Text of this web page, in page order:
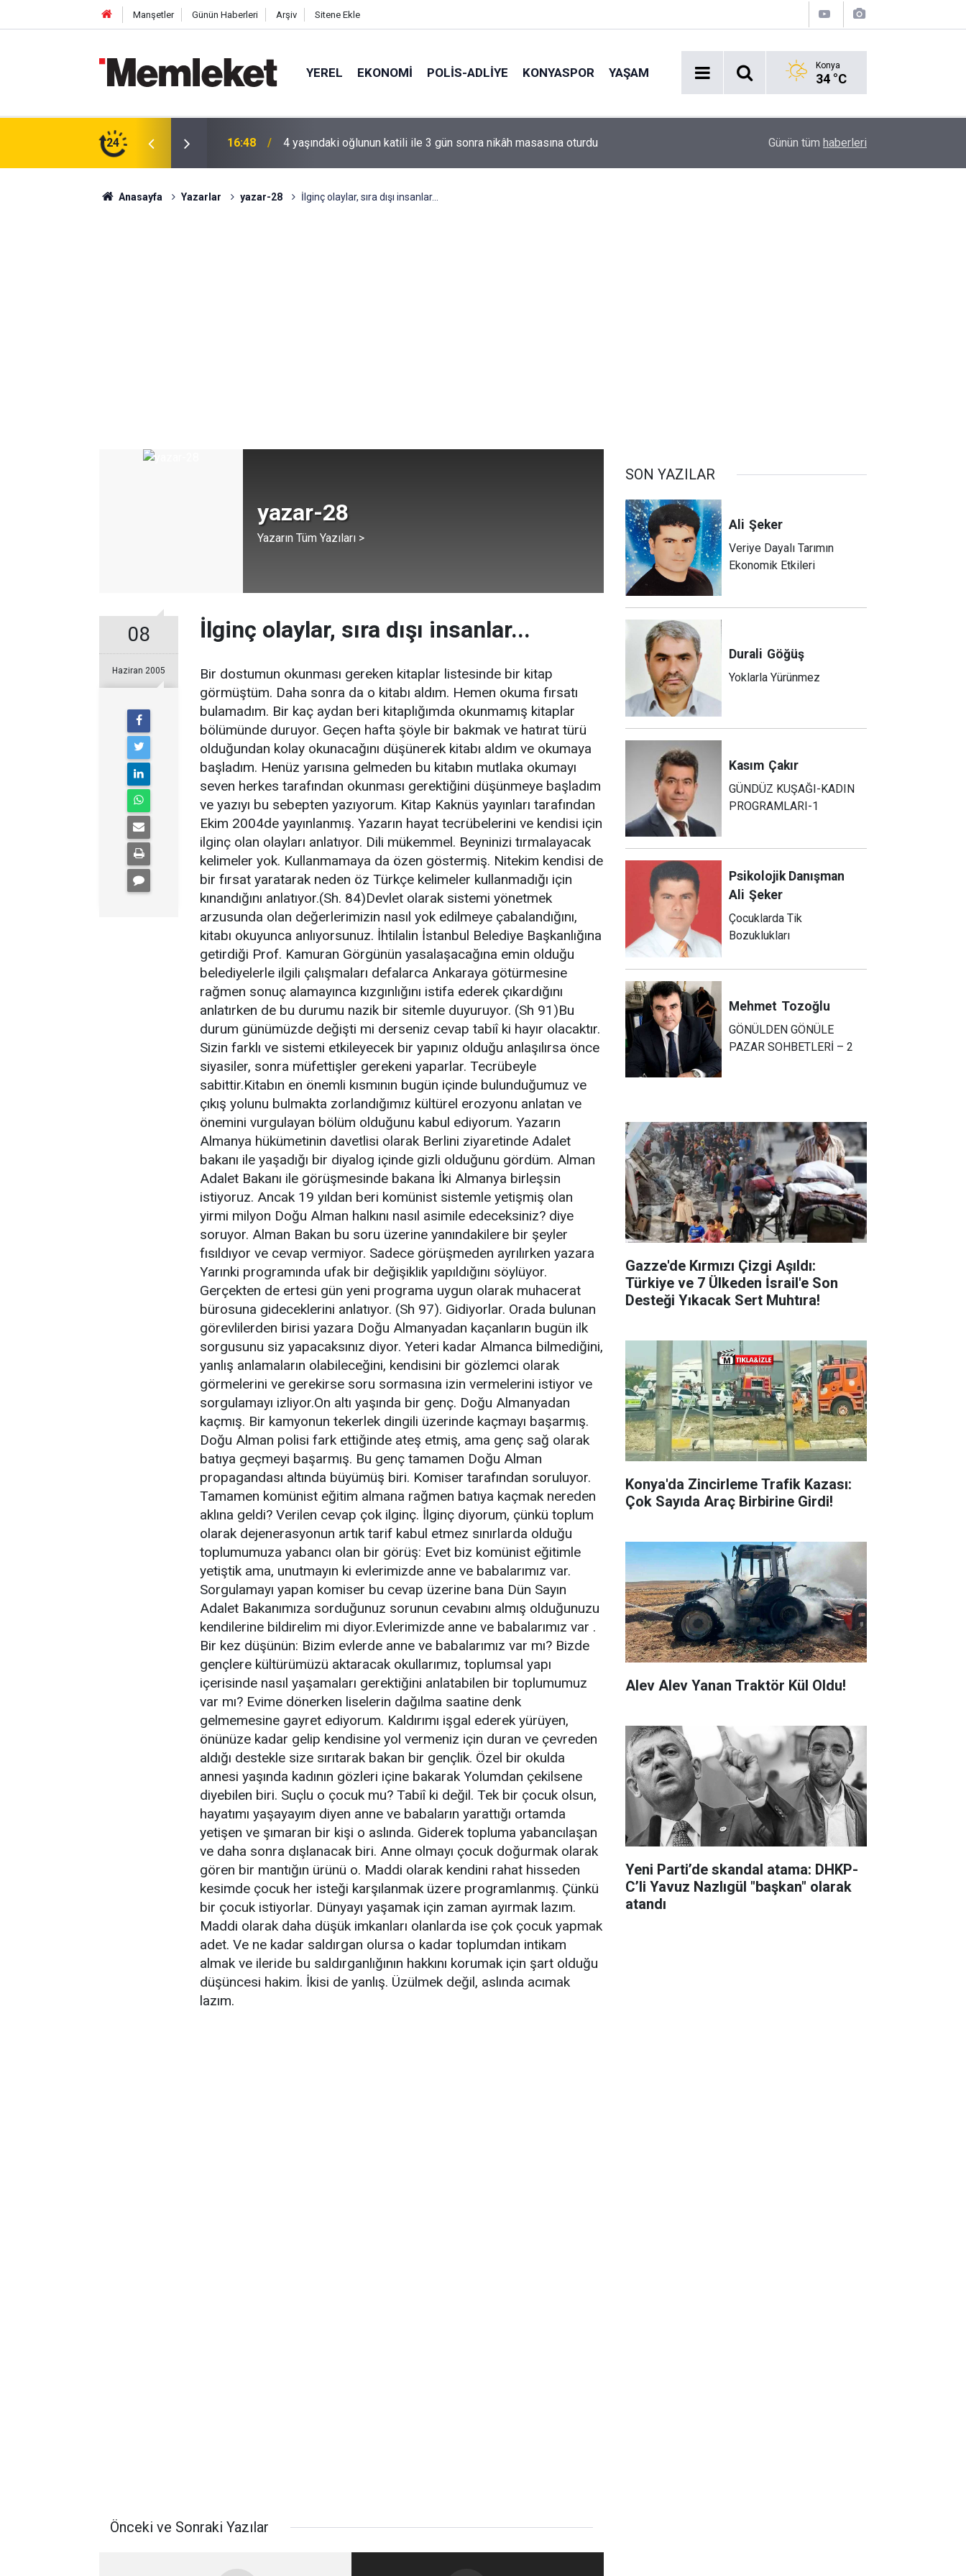
Manşetler Günün Haberleri Arşiv Sitene Ekle
YEREL EKONOMI POLİS-ADLİYE KONYASPOR YAŞAM Konya
34 °C
24
sonra nikâh masasına oturdu 16:44 Mahallede korku dolu anlar: Gaz hattı delindi Akaryakıt İstasyonunda Panik: Lastikçi
Günün tüm haberleri
Anasayfa Yazarlar yazar-28 İlginç olaylar, sıra dışı insanlar...
yazar-28
Yazarın Tüm Yazıları >
08
Haziran 2005
İlginç olaylar, sıra dışı insanlar...
Bir dostumun okunması gereken kitaplar listesinde bir kitap
görmüştüm. Daha sonra da o kitabı aldım. Hemen okuma fırsatı
bulamadım. Bir kaç aydan beri kitaplığımda okunmamış kitaplar
bölümünde duruyor. Geçen hafta şöyle bir bakmak ve hatırat türü
olduğundan kolay okunacağını düşünerek kitabı aldım ve okumaya
başladım. Henüz yarısına gelmeden bu kitabın mutlaka okumayı
seven herkes tarafından okunması gerektiğini düşünmeye başladım
ve yazıyı bu sebepten yazıyorum. Kitap Kaknüs yayınları tarafından
Ekim 2004de yayınlanmış. Yazarın hayat tecrübelerini ve kendisi için
ilginç olan olayları anlatıyor. Dili mükemmel. Beyninizi tırmalayacak
kelimeler yok. Kullanmamaya da özen göstermiş. Nitekim kendisi de
bir fırsat yaratarak neden öz Türkçe kelimeler kullanmadığı için
kınandığını anlatıyor.(Sh. 84)Devlet olarak sistemi yönetmek
arzusunda olan değerlerimizin nasıl yok edilmeye çabalandığını,
kitabı okuyunca anlıyorsunuz. İhtilalin İstanbul Belediye Başkanlığına
getirdiği Prof. Kamuran Görgünün yasalaşacağına emin olduğu
belediyelerle ilgili çalışmaları defalarca Ankaraya götürmesine
rağmen sonuç alamayınca kızgınlığını istifa ederek çıkardığını
anlatırken de bu durumu nazik bir sitemle duyuruyor. (Sh 91)Bu
durum günümüzde değişti mi derseniz cevap tabiî ki hayır olacaktır.
Sizin farklı ve sistemi etkileyecek bir yapınız olduğu anlaşılırsa önce
siyasiler, sonra müfettişler gerekeni yaparlar. Tecrübeyle
sabittir.Kitabın en önemli kısmının bugün içinde bulunduğumuz ve
çıkış yolunu bulmakta zorlandığımız kültürel erozyonu anlatan ve
önemini vurgulayan bölüm olduğunu kabul ediyorum. Yazarın
Almanya hükümetinin davetlisi olarak Berlini ziyaretinde Adalet
bakanı ile yaşadığı bir diyalog içinde gizli olduğunu gördüm. Alman
Adalet Bakanı ile görüşmesinde bakana İki Almanya birleşsin
istiyoruz. Ancak 19 yıldan beri komünist sistemle yetişmiş olan
yirmi milyon Doğu Alman halkını nasıl asimile edeceksiniz? diye
soruyor. Alman Bakan bu soru üzerine yanındakilere bir şeyler
fısıldıyor ve cevap vermiyor. Sadece görüşmeden ayrılırken yazara
Yarınki programında ufak bir değişiklik yapıldığını söylüyor.
Gerçekten de ertesi gün yeni programa uygun olarak muhacerat
bürosuna gideceklerini anlatıyor. (Sh 97). Gidiyorlar. Orada bulunan
görevlilerden birisi yazara Doğu Almanyadan kaçanların bugün ilk
sorgusunu siz yapacaksınız diyor. Yeteri kadar Almanca bilmediğini,
yanlış anlamaların olabileceğini, kendisini bir gözlemci olarak
görmelerini ve gerekirse soru sormasına izin vermelerini istiyor ve
sorgulamayı izliyor.On altı yaşında bir genç. Doğu Almanyadan
kaçmış. Bir kamyonun tekerlek dingili üzerinde kaçmayı başarmış.
Doğu Alman polisi fark ettiğinde ateş etmiş, ama genç sağ olarak
batıya geçmeyi başarmış. Bu genç tamamen Doğu Alman
propagandası altında büyümüş biri. Komiser tarafından soruluyor.
Tamamen komünist eğitim almana rağmen batıya kaçmak nereden
aklına geldi? Verilen cevap çok ilginç. İlginç diyorum, çünkü toplum
olarak dejenerasyonun artık tarif kabul etmez sınırlarda olduğu
toplumumuza yabancı olan bir görüş: Evet biz komünist eğitimle
yetiştik ama, unutmayın ki evlerimizde anne ve babalarımız var.
Sorgulamayı yapan komiser bu cevap üzerine bana Dün Sayın
Adalet Bakanımıza sorduğunuz sorunun cevabını almış olduğunuzu
kendilerine bildirelim mi diyor.Evlerimizde anne ve babalarımız var .
Bir kez düşünün: Bizim evlerde anne ve babalarımız var mı? Bizde
gençlere kültürümüzü aktaracak okullarımız, toplumsal yapı
içerisinde nasıl yaşamaları gerektiğini anlatabilen bir toplumumuz
var mı? Evime dönerken liselerin dağılma saatine denk
gelmemesine gayret ediyorum. Kaldırımı işgal ederek yürüyen,
önünüze kadar gelip kendisine yol vermeniz için duran ve çevreden
aldığı destekle size sırıtarak bakan bir gençlik. Özel bir okulda
annesi yaşında kadının gözleri içine bakarak Yolumdan çekilsene
diyebilen biri. Suçlu o çocuk mu? Tabiî ki değil. Tek bir çocuk olsun,
hayatımı yaşayayım diyen anne ve babaların yarattığı ortamda
yetişen ve şımaran bir kişi o aslında. Giderek topluma yabancılaşan
ve daha sonra dışlanacak biri. Anne olmayı çocuk doğurmak olarak
gören bir mantığın ürünü o. Maddi olarak kendini rahat hisseden
kesimde çocuk her isteği karşılanmak üzere programlanmış. Çünkü
bir çocuk istiyorlar. Dünyayı yaşamak için zaman ayırmak lazım.
Maddi olarak daha düşük imkanları olanlarda ise çok çocuk yapmak
adet. Ve ne kadar saldırgan olursa o kadar toplumdan intikam
almak ve ileride bu saldırganlığının hakkını korumak için şart olduğu
düşüncesi hakim. İkisi de yanlış. Üzülmek değil, aslında acımak
lazım.
Önceki ve Sonraki Yazılar
SON YAZILAR
Ali Şeker
Veriye Dayalı Tarımın
Ekonomik Etkileri
Durali Göğüş
Yoklarla Yürünmez
Kasım Çakır
GÜNDÜZ KUŞAĞI-KADIN
PROGRAMLARI-1
Psikolojik Danışman
Ali Şeker
Çocuklarda Tik
Bozuklukları
Mehmet Tozoğlu
GÖNÜLDEN GÖNÜLE
PAZAR SOHBETLERİ – 2
Gazze'de Kırmızı Çizgi Aşıldı:
Türkiye ve 7 Ülkeden İsrail'e Son
Desteği Yıkacak Sert Muhtıra!
Konya'da Zincirleme Trafik Kazası:
Çok Sayıda Araç Birbirine Girdi!
Alev Alev Yanan Traktör Kül Oldu!
Yeni Parti’de skandal atama: DHKP-
C’li Yavuz Nazlıgül "başkan" olarak
atandı